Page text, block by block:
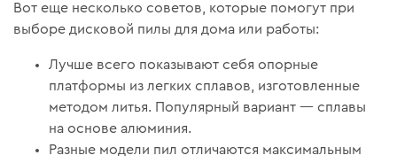
Вот еще несколько советов, которые помогут при
выборе дисковой пилы для дома или работы:
Лучше всего показывают себя опорные
платформы из легких сплавов, изготовленные
методом литья. Популярный вариант — сплавы
на основе алюминия.
Разные модели пил отличаются максимальным